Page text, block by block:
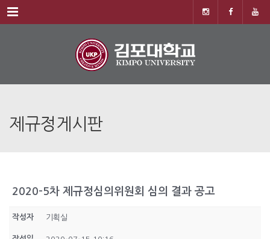
Menu
제규정게시판
2020-5차 제규정심의위원회 심의 결과 공고
작성자 기획실